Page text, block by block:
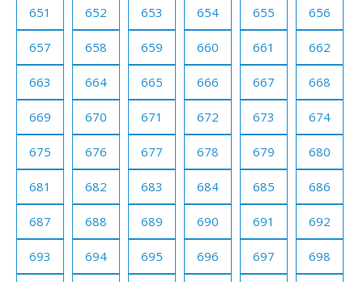
651 652 653 654 655 656
657 658 659 660 661 662
663 664 665 666 667 668
669 670 671 672 673 674
675 676 677 678 679 680
681 682 683 684 685 686
687 688 689 690 691 692
693 694 695 696 697 698